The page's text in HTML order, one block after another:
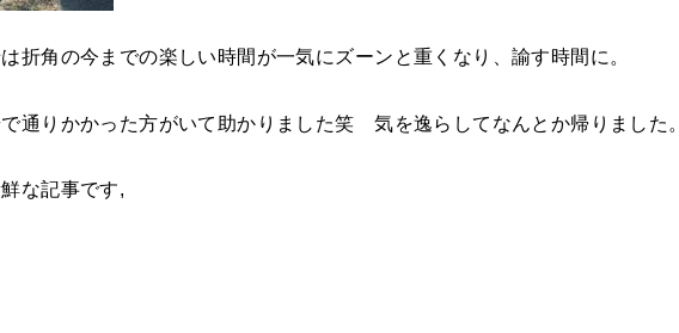
折角の今までの楽しい時間が一気にズーンと重くなり、諭す時間に。
通りかかった方がいて助かりました笑 気を逸らしてなんとか帰りました。
な記事です,